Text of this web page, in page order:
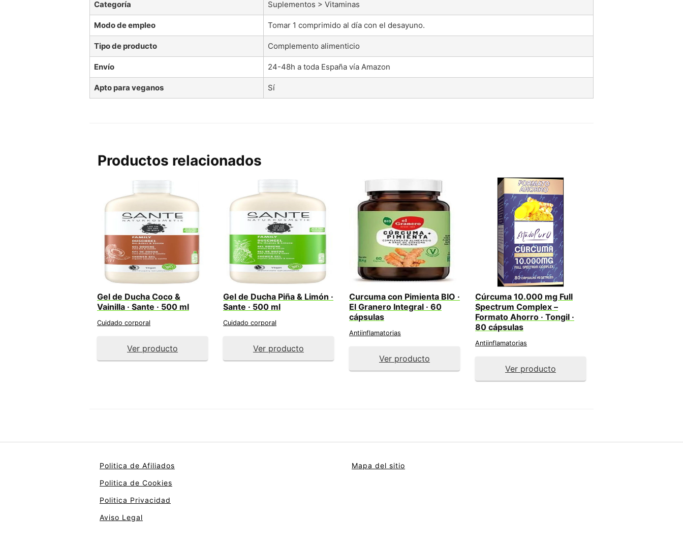
Categoría Suplementos > Vitaminas
Modo de empleo Tomar 1 comprimido al día con el desayuno.
Tipo de producto Complemento alimenticio
Envío 24-48h a toda España vía Amazon
Apto para veganos Sí
Productos relacionados
Gel de Ducha Coco &
Vainilla · Sante · 500 ml
Cuidado corporal
Ver producto
Gel de Ducha Piña & Limón ·
Sante · 500 ml
Cuidado corporal
Ver producto
Curcuma con Pimienta BIO ·
El Granero Integral · 60
cápsulas
Antiinflamatorias
Ver producto
Cúrcuma 10.000 mg Full
Spectrum Complex –
Formato Ahorro · Tongil ·
80 cápsulas
Antiinflamatorias
Ver producto
Politica de Afiliados
Politica de Cookies
Politica Privacidad
Aviso Legal
Mapa del sitio